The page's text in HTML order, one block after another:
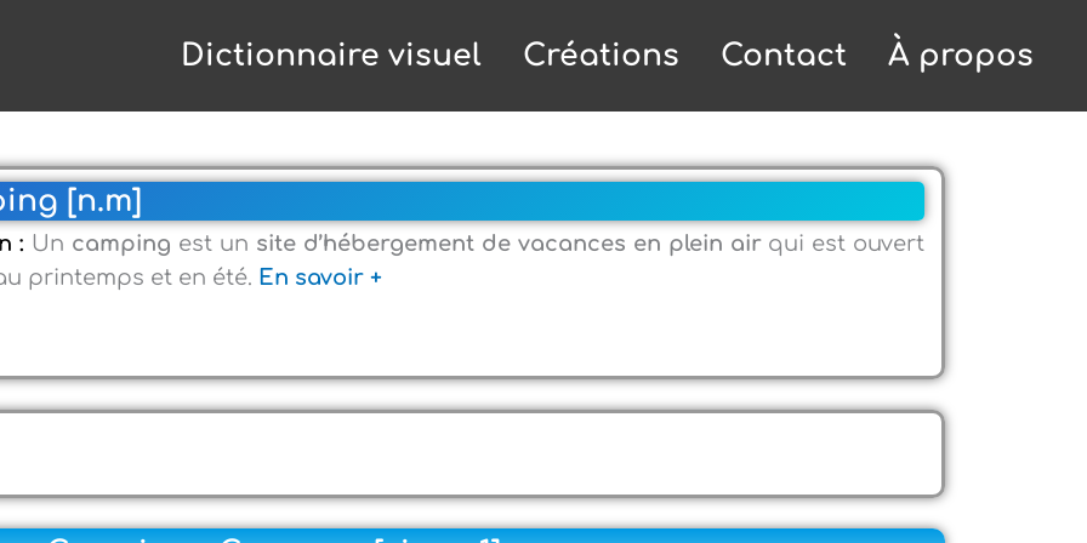
Dictionnaire visuel Créations Contact À propos
[n.m]
: Un camping est un site d’hébergement de vacances en plein airqui est ouvert
printemps et en été. En savoir +